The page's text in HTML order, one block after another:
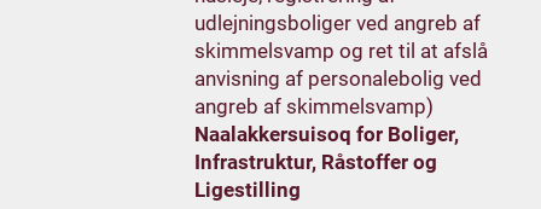
udlejningsboliger ved angreb af
skimmelsvamp og ret til at afslå
anvisning af personalebolig ved
angreb af skimmelsvamp)
Naalakkersuisoq for Boliger,
Infrastruktur, Råstoffer og
Ligestilling